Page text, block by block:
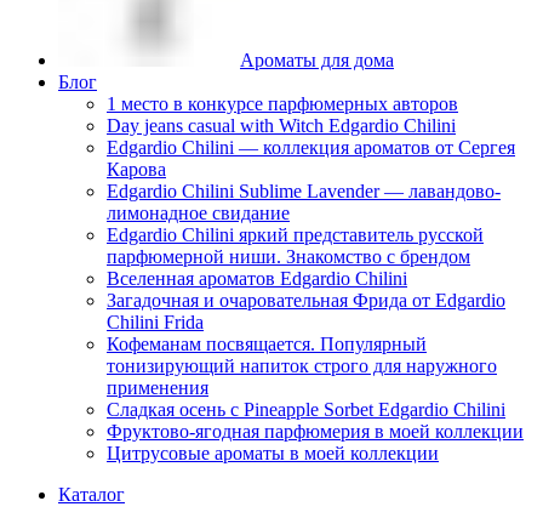
Ароматы для дома
Блог
1 место в конкурсе парфюмерных авторов
Day jeans casual with Witch Edgardio Chilini
Edgardio Chilini — коллекция ароматов от Сергея
Карова
Edgardio Chilini Sublime Lavender — лавандово-
лимонадное свидание
Edgardio Chilini яркий представитель русской
парфюмерной ниши. Знакомство с брендом
Вселенная ароматов Edgardio Chilini
Загадочная и очаровательная Фрида от Edgardio
Chilini Frida
Кофеманам посвящается. Популярный
тонизирующий напиток строго для наружного
применения
Сладкая осень с Pineapple Sorbet Edgardio Chilini
Фруктово-ягодная парфюмерия в моей коллекции
​Цитрусовые ароматы в моей коллекции
Каталог